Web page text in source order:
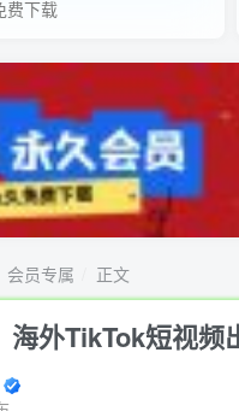
费下载
会员专属 正文
海外TikTok短视